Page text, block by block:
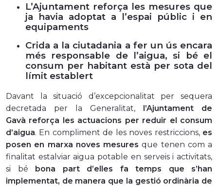
L’Ajuntament reforça les mesures que
ja havia adoptat a l’espai públic i en
equipaments
Crida a la ciutadania a fer un ús encara
més responsable de l’aigua, si bé el
consum per habitant està per sota del
límit establert
Davant la situació d’excepcionalitat per sequera
decretada per la Generalitat, l’Ajuntament de
Gavà reforça les actuacions per reduir el consum
d’aigua. En compliment de les noves restriccions, es
posen en marxa noves mesures que tenen com a
finalitat estalviar aigua potable en serveis i activitats,
si bé bona part d’elles fa temps que s’han
implementat, de manera que la gestió ordinària de